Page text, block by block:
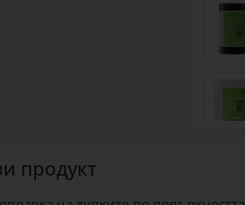
продукт